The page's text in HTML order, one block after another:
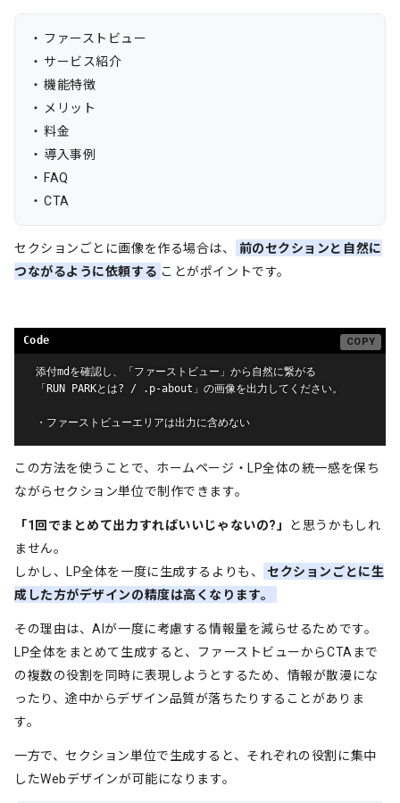
ファーストビュー
サービス紹介
機能特徴
メリット
料金
導入事例
FAQ
CTA
セクションごとに画像を作る場合は、
前のセクションと自然に
つながるように依頼する ことがポイントです。
添付mdを確認し、「ファーストビュー」から自然に繋がる
「RUN PARKとは? / .p-about」の画像を出力してください。
・ファーストビューエリアは出力に含めない
この方法を使うことで、ホームページ・LP全体の統一感を保ち
ながらセクション単位で制作できます。
「1回でまとめて出力すればいいじゃないの?」
と思うかもしれ
ません。
しかし、LP全体を一度に生成するよりも、
セクションごとに生
成した方がデザインの精度は高くなります。
その理由は、AIが一度に考慮する情報量を減らせるためです。
LP全体をまとめて生成すると、ファーストビューからCTAまで
の複数の役割を同時に表現しようとするため、情報が散漫にな
ったり、途中からデザイン品質が落ちたりすることがありま
す。
一方で、セクション単位で生成すると、それぞれの役割に集中
したWebデザインが可能になります。